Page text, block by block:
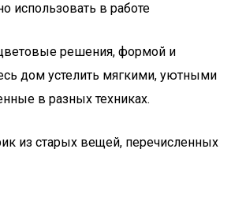
использовать в работе
решения, формой и
дом устелить мягкими, уютными
в разных техниках.
из старых вещей, перечисленных